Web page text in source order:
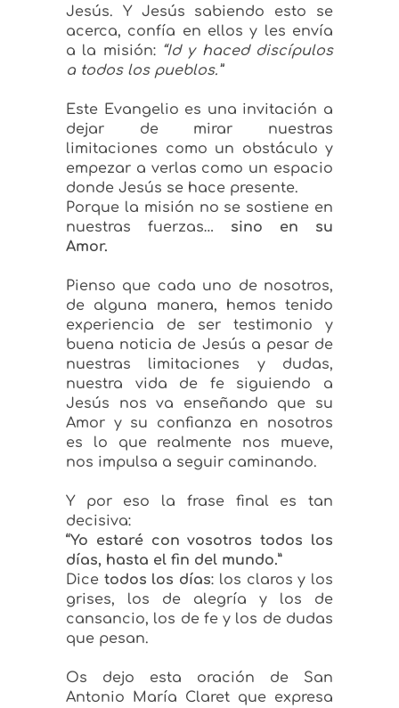
Jesús. Y Jesús sabiendo esto se
acerca, confía en ellos y les envía
a la misión: “Id y haced discípulos
a todos los pueblos.”
Este Evangelio es una invitación a
dejar de mirar nuestras
limitaciones como un obstáculo y
empezar a verlas como un espacio
donde Jesús se hace presente.
Porque la misión no se sostiene en
nuestras fuerzas…
sino en su
Amor.
Pienso que cada uno de nosotros,
de alguna manera, hemos tenido
experiencia de ser testimonio y
buena noticia de Jesús a pesar de
nuestras limitaciones y dudas,
nuestra vida de fe siguiendo a
Jesús nos va enseñando que su
Amor y su confianza en nosotros
es lo que realmente nos mueve,
nos impulsa a seguir caminando.
Y por eso la frase final es tan
decisiva:
“Yo estaré con vosotros todos los
días, hasta el fin del mundo.”
Dice todos los días: los claros y los
grises, los de alegría y los de
cansancio, los de fe y los de dudas
que pesan.
Os dejo esta oración de San
Antonio María Claret que expresa